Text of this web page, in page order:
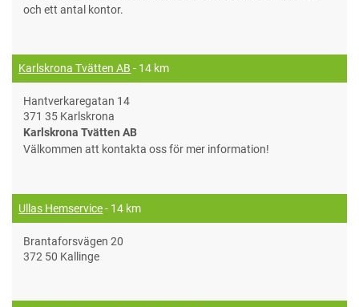
och ett antal kontor.
Karlskrona Tvätten AB - 14 km
Hantverkaregatan 14
371 35 Karlskrona
Karlskrona Tvätten AB
Välkommen att kontakta oss för mer information!
Ullas Hemservice- 14 km
Brantaforsvägen 20
372 50 Kallinge